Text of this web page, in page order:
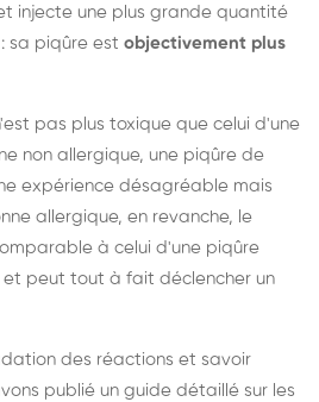
injecte une plus grande quantité
sa piqûre est objectivement plus
pas plus toxique que celui d'une
non allergique, une piqûre de
expérience désagréable mais
allergique, en revanche, le
à celui d'une piqûre
peut tout à fait déclencher un
des réactions et savoir
publié un guide détaillé sur les